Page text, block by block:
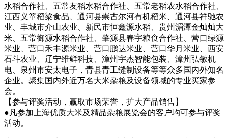
水稻合作社、五常友稻水稻合作社、五常老稻农水稻合作社、
江西义箪稻梁食品、通河县崇古尔河有机稻米、通河县祥驰农
业、丰城市介山农业、新民市恒鑫源水稻、贵州湄潭金灿灿大
米、五常御源水稻合作社、肇源县春宇粮食合作社、营口绿源
米业、营口禾丰源米业、营口鹏达米业、营口华月米业、西安
石斗农业、辽宁维鲜科技、漳州宇杰智能包装、漳州弘敏机
电、泉州市安太电子，青县青工缝制设备等等众多国内外知名
企业。聚集国内外近万名大米杂粮及设备领域的专业买家参
会。
【参与评奖活动，赢取市场荣誉，扩大产品销售】
●凡参加上海优质大米及精品杂粮展览会的客户均可参与评奖
活动。